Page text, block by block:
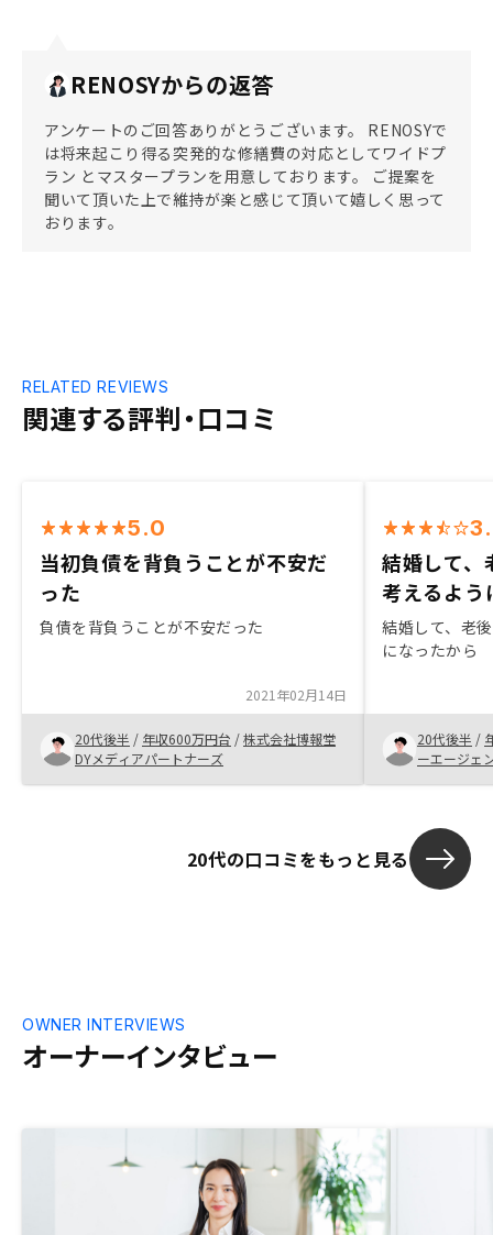
RENOSYからの返答
アンケートのご回答ありがとうございます。 RENOSYで
は将来起こり得る突発的な修繕費の対応としてワイドプ
ラン とマスタープランを用意しております。 ご提案を
聞いて頂いた上で維持が楽と感じて頂いて嬉しく思って
おります。
関連する評判・口コミ
RELATED REVIEWS
5.0
当初負債を背負うことが不安だ
った
負債を背負うことが不安だった
2021年02月14日
20代後半 / 年収600万円台 /株式会社博報堂
DYメディアパートナーズ
結婚して、
考えるよう
結婚して、老
になったから
20代後半 /
ーエージェ
20代の口コミをもっと見る
オーナーインタビュー
OWNER INTERVIEWS